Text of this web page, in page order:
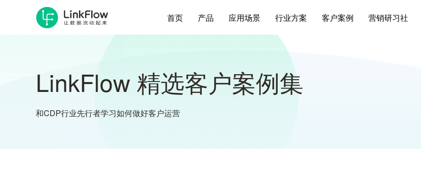
首页 产品 应用场景 行业方案 客户案例 营销研习社
LinkFlow 精选客户案例集
和CDP行业先行者学习如何做好客户运营